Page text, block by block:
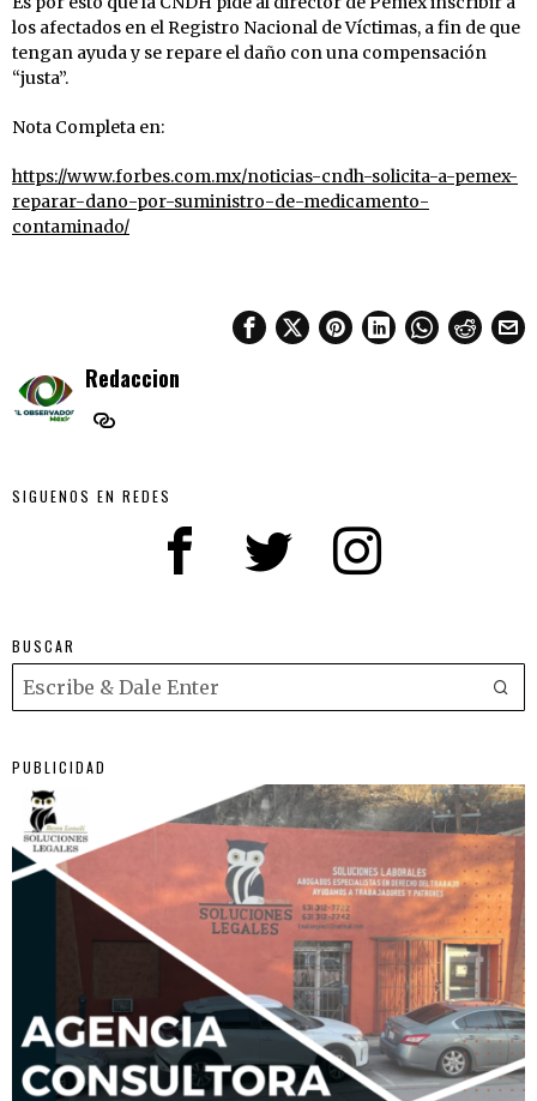
los afectados en el Registro Nacional de Víctimas, a fin de que
tengan ayuda y se repare el daño con una compensación
“justa”.
Nota Completa en:
https://www.forbes.com.mx/noticias-cndh-solicita-a-pemex-
reparar-dano-por-suministro-de-medicamento-
contaminado/
Redaccion
SIGUENOS EN REDES
BUSCAR
PUBLICIDAD